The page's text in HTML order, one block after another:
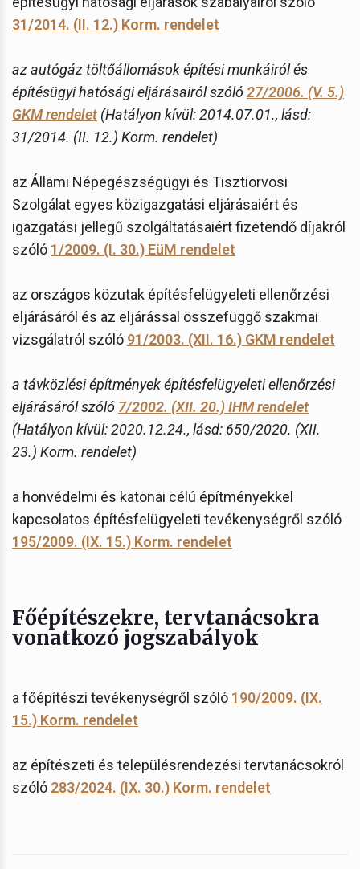
31/2014. (II. 12.) Korm. rendelet
az autógáz töltőállomások építési munkáiról és
építésügyi hatósági eljárásairól szóló27/2006. (V. 5.)
GKM rendelet (Hatályon kívül: 2014.07.01., lásd:
31/2014. (II. 12.) Korm. rendelet)
az Állami Népegészségügyi és Tisztiorvosi
Szolgálat egyes közigazgatási eljárásaiért és
igazgatási jellegű szolgáltatásaiért fizetendő díjakról
szóló 1/2009. (I. 30.) EüM rendelet
az országos közutak építésfelügyeleti ellenőrzési
eljárásáról és az eljárással összefüggő szakmai
vizsgálatról szóló 91/2003. (XII. 16.) GKM rendelet
a távközlési építmények építésfelügyeleti ellenőrzési
eljárásáról szóló 7/2002. (XII. 20.) IHM rendelet
(Hatályon kívül: 2020.12.24., lásd: 650/2020. (XII.
23.) Korm. rendelet)
a honvédelmi és katonai célú építményekkel
kapcsolatos építésfelügyeleti tevékenységről szóló
195/2009. (IX. 15.) Korm. rendelet
Főépítészekre, tervtanácsokra
vonatkozó jogszabályok
a főépítészi tevékenységről szóló 190/2009. (IX.
15.) Korm. rendelet
az építészeti és településrendezési tervtanácsokról
szóló 283/2024. (IX. 30.) Korm. rendelet